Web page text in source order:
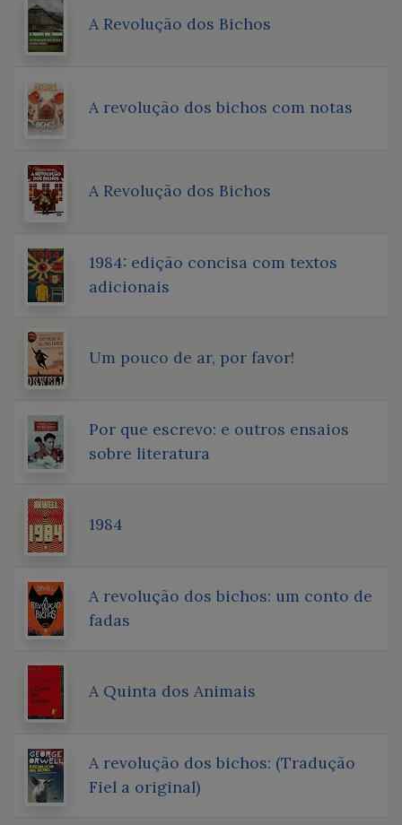
A Revolução dos Bichos
A revolução dos bichos com notas
A Revolução dos Bichos
1984: edição concisa com textos
adicionais
Um pouco de ar, por favor!
Por que escrevo: e outros ensaios
sobre literatura
1984
A revolução dos bichos: um conto de
fadas
A Quinta dos Animais
A revolução dos bichos: (Tradução
Fiel a original)